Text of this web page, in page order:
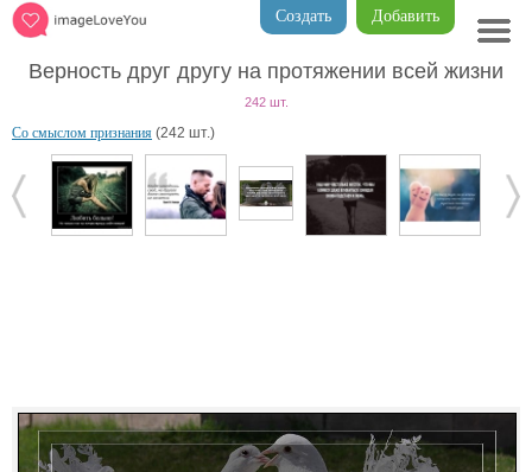
Добавить
Создать
Верность друг другу на протяжении всей жизни
242 шт.
Со смыслом признания (242 шт.)